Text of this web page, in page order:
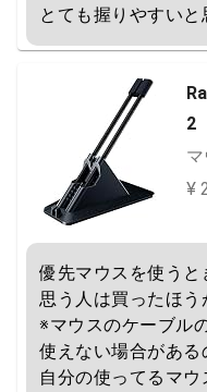
とても握りやすいと
2
¥
優先マウスを使うと
思う人は買ったほう
※マウスのケーブル
使えない場合がある
自分の使ってるマウ